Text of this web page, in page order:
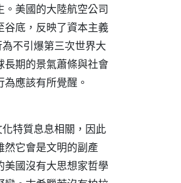
美國的大陸航空公司
谷底，反映了資本主義
不引爆第三次世界大
長期的景氣蕭條與社會
應該有所覺醒。
特質息息相關，因此
然它會是文明的副產
美國沒有大思想家哲學